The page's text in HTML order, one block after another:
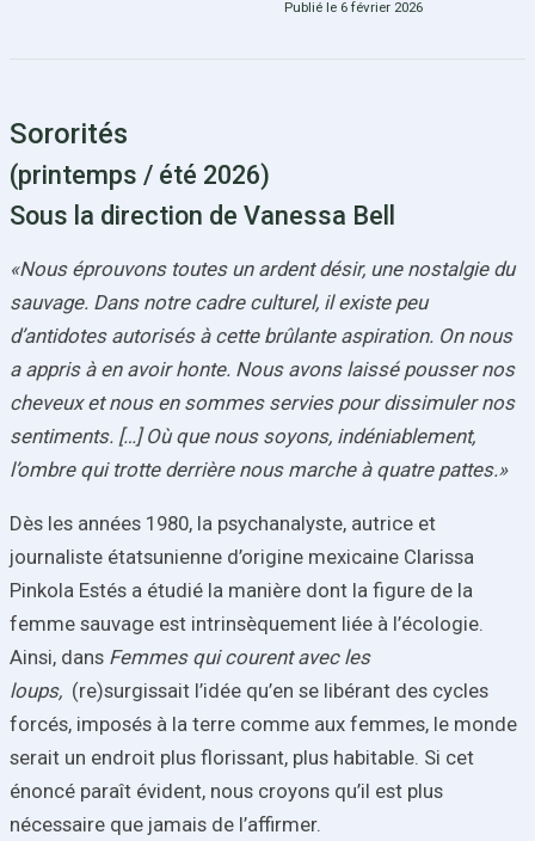
Publié le 6 février 2026
Sororités
(printemps / été 2026)
Sous la direction de Vanessa Bell
«Nous éprouvons toutes un ardent désir, une nostalgie du
sauvage. Dans notre cadre culturel, il existe peu
d’antidotes autorisés à cette brûlante aspiration. On nous
a appris à en avoir honte. Nous avons laissé pousser nos
cheveux et nous en sommes servies pour dissimuler nos
sentiments. […] Où que nous soyons, indéniablement,
l’ombre qui trotte derrière nous marche à quatre pattes.»
Dès les années 1980, la psychanalyste, autrice et
journaliste étatsunienne d’origine mexicaine Clarissa
Pinkola Estés a étudié la manière dont la figure de la
femme sauvage est intrinsèquement liée à l’écologie.
Ainsi, dans Femmes qui courent avec les
loups, (re)surgissait l’idée qu’en se libérant des cycles
forcés, imposés à la terre comme aux femmes, le monde
serait un endroit plus florissant, plus habitable. Si cet
énoncé paraît évident, nous croyons qu’il est plus
nécessaire que jamais de l’affirmer.